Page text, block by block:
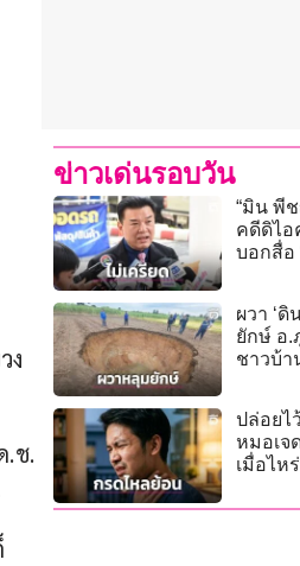
ง
.ช.
ข่าวเด่นรอบวัน
“มิน พี
คดีดิไอ
บอกสื่อ
ผวา ‘ดิ
ยักษ์ อ.
ชาวบ้า
ปล่อยไ
หมอเจ
เมื่อไห